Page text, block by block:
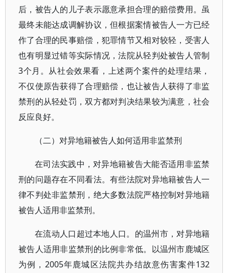
后，被告人的儿子表示愿意承担合理的赔偿费用。虽
最终未能达成调解协议，但根据案情被告人一方已经
作了合理的民事赔偿，犯罪情节又相对较轻，受害人
也有明显过错等实际情况，法院从轻判处被告人管制
3个月。从社会效果看，上述两个案件的处理结果，
不仅使原告获得了合理赔偿，也让被告人获得了非监
禁刑的从轻处罚，双方都对判决结果较为满意，社会
反应良好。
（二）对异地籍被告人如何适用非监禁刑
在司法实践中，对异地籍被告大能否适用非监禁
刑的问题存在不同看法。有些法院对异地籍被告人一
律不判处非监禁刑，绝大多数法院严格控制对异地籍
被告人适用非监禁刑。
在流动人口超过本地人口。的温州市，对异地籍
被告人适用非监禁刑的比例非常低。以温州市鹿城区
为例，2005年鹿城区法院共办结故意伤害案件132